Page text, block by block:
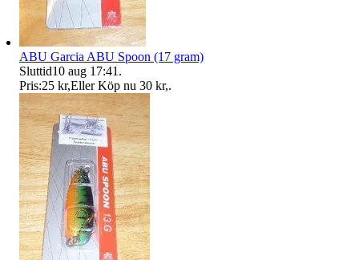
ABU Garcia ABU Spoon (17 gram)
Sluttid10 aug 17:41 .
Pris:25 kr,Eller Köp nu 30 kr,.